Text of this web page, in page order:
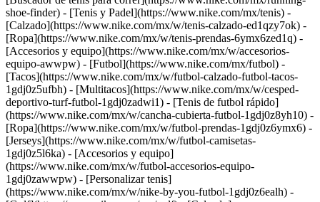
shoe-finder) - [Tenis y Padel](https://www.nike.com/mx/tenis) -
[Calzado](https://www.nike.com/mx/w/tenis-calzado-ed1qzy7ok) -
[Ropa](https://www.nike.com/mx/w/tenis-prendas-6ymx6zed1q) -
[Accesorios y equipo](https://www.nike.com/mx/w/accesorios-
equipo-awwpw) - [Futbol](https://www.nike.com/mx/futbol) -
[Tacos](https://www.nike.com/mx/w/futbol-calzado-futbol-tacos-
1gdj0z5ufbh) - [Multitacos](https://www.nike.com/mx/w/cesped-
deportivo-turf-futbol-1gdj0zadwi1) - [Tenis de futbol rápido]
(https://www.nike.com/mx/w/cancha-cubierta-futbol-1gdj0z8yh10) -
[Ropa](https://www.nike.com/mx/w/futbol-prendas-1gdj0z6ymx6) -
[Jerseys](https://www.nike.com/mx/w/futbol-camisetas-
1gdj0z5l6ka) - [Accesorios y equipo]
(https://www.nike.com/mx/w/futbol-accesorios-equipo-
1gdj0zawwpw) - [Personalizar tenis]
(https://www.nike.com/mx/w/nike-by-you-futbol-1gdj0z6ealh) -